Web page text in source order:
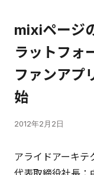
mixiページ
ラットフォ
ファンアプ
始
2012年2月2日
アライドアーキテ